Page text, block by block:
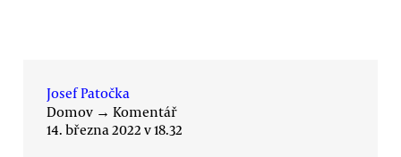
Josef Patočka
Domov → Komentář
14. března 2022 v 18.32